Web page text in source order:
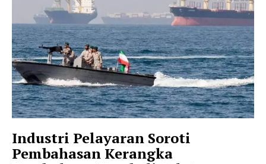
Industri Pelayaran Soroti
Pembahasan Kerangka